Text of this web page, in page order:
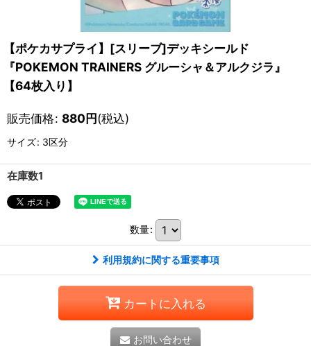
【ポケカサプライ】[スリーブ]デッキシールド
『POKEMON TRAINERS グルーシャ＆アルクジラ』
【64枚入り】
販売価格: 880円(税込)
サイズ: 3区分
在庫数1
数量:
利用規約に関する重要事項
カートに入れる
お問い合わせ